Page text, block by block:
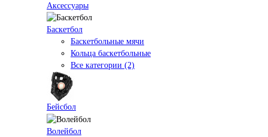
Аксессуары
Баскетбол
Баскетбольные мячи
Кольца баскетбольные
Все категории (2)
Бейсбол
Волейбол